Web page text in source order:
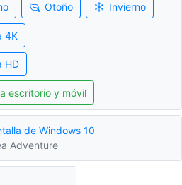
Otoño Invierno
4K
HD
escritorio y móvil
de Windows 10
Adventure